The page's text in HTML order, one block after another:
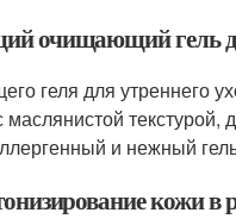
очищающий гель
геля для утреннего
маслянистой
и нежный
кожи в